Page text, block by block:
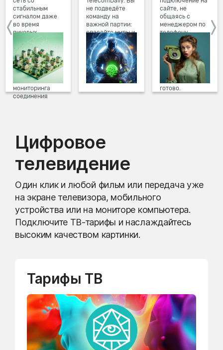
стабильным
сигналом даже
во время
пиковых
нагрузок в
вечернее время.
Мы постоянно
обновляем наше
оборудование в
домах, а система
мониторинга
соединения
не подведёте
команду на
важной партии:
спасайте миры и
побеждайте с
друзьями в
онлайн-играх.
сайте, не
общаясь с
менеджером по
телефону.
Просто в три
клика заполните
форму заявки на
сайте, выберите
дату и время
подключения,
готово.
Цифровое
телевидение
Один клик и любой фильм или передача уже
на экране телевизора, мобильного
устройства или на мониторе компьютера.
Подключите ТВ-тарифы и наслаждайтесь
высоким качеством картинки.
Тарифы ТВ